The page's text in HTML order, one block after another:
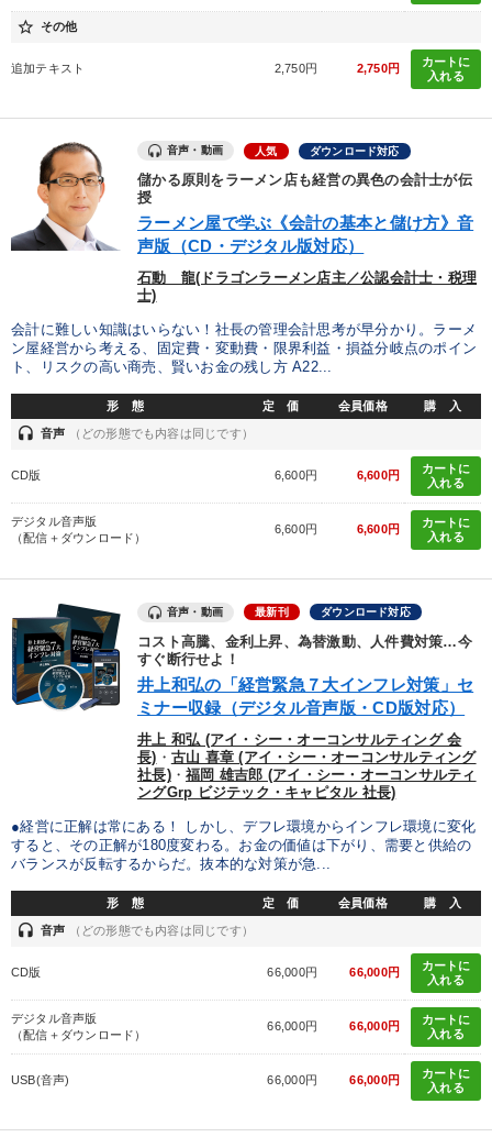
star_border その他
追加テキスト 2,750円 2,750円
カートに
入れる
音声・動画 人気 ダウンロード対応
儲かる原則をラーメン店も経営の異色の会計士が伝
授
ラーメン屋で学ぶ《会計の基本と儲け方》音
声版（CD・デジタル版対応）
石動 龍(ドラゴンラーメン店主／公認会計士・税理
士)
会計に難しい知識はいらない！社長の管理会計思考が早分かり。ラーメ
ン屋経営から考える、固定費・変動費・限界利益・損益分岐点のポイン
ト、リスクの高い商売、賢いお金の残し方 A22...
形 態 定 価 会員価格 購 入
headset 音声 （どの形態でも内容は同じです）
CD版 6,600円 6,600円
カートに
入れる
デジタル音声版
（配信＋ダウンロード）
6,600円 6,600円
カートに
入れる
音声・動画 最新刊 ダウンロード対応
コスト高騰、金利上昇、為替激動、人件費対策…今
すぐ断行せよ！
井上和弘の「経営緊急７大インフレ対策」セ
ミナー収録（デジタル音声版・CD版対応）
井上 和弘 (アイ・シー・オーコンサルティング 会
長) ・ 古山 喜章 (アイ・シー・オーコンサルティング
社長)・福岡 雄吉郎 (アイ・シー・オーコンサルティ
ングGrp ビジテック・キャピタル 社長)
●経営に正解は常にある！ しかし、デフレ環境からインフレ環境に変化
すると、その正解が180度変わる。お金の価値は下がり、需要と供給の
バランスが反転するからだ。抜本的な対策が急...
形 態 定 価 会員価格 購 入
headset 音声 （どの形態でも内容は同じです）
CD版 66,000円 66,000円
カートに
入れる
デジタル音声版
（配信＋ダウンロード）
66,000円 66,000円
カートに
入れる
USB(音声) 66,000円 66,000円
カートに
入れる